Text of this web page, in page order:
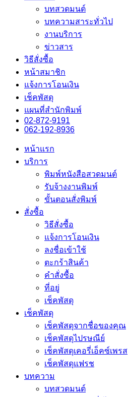
บทสวดมนต์
บทความสาระทั่วไป
งานบริการ
ข่าวสาร
วิธีสั่งซื้อ
หน้าสมาชิก
แจ้งการโอนเงิน
เช็คพัสดุ
แผนที่สำนักพิมพ์
02-872-9191
062-192-8936
หน้าแรก
บริการ
พิมพ์หนังสือสวดมนต์
รับจ้างงานพิมพ์
ขั้นตอนสั่งพิมพ์
สั่งซื้อ
วิธีสั่งซื้อ
แจ้งการโอนเงิน
ลงชื่อเข้าใช้
ตะกร้าสินค้า
คำสั่งซื้อ
ที่อยู่
เช็คพัสดุ
เช็คพัสดุ
เช็คพัสดุจากชื่อของคุณ
เช็คพัสดุไปรษณีย์
เช็คพัสดุเคอรี่เอ็คซ์เพรส
เช็คพัสดุแฟรช
บทความ
บทสวดมนต์